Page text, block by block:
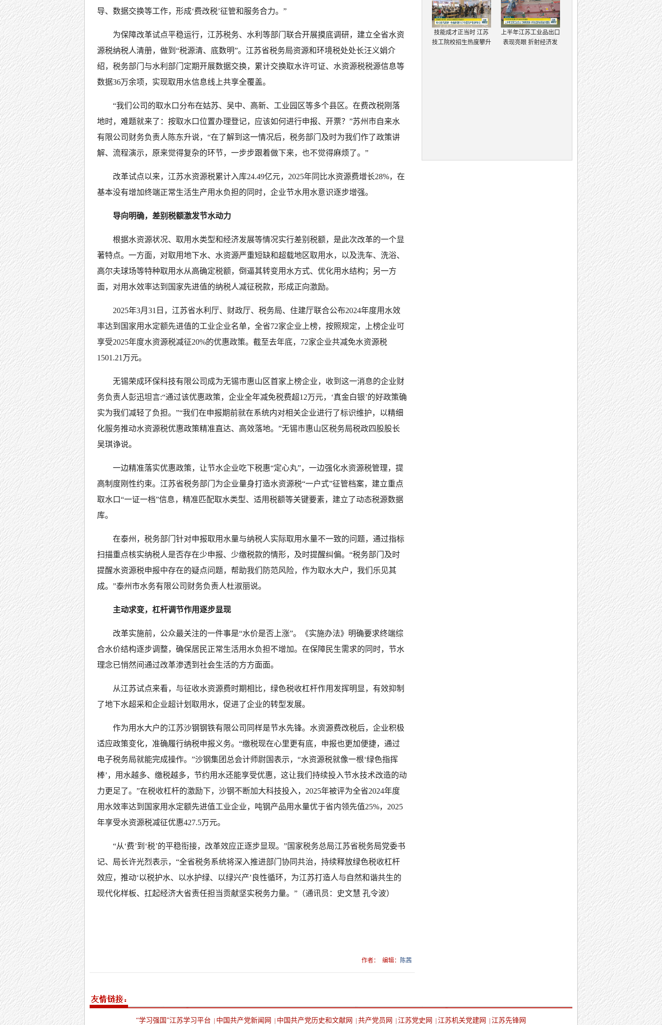
导、数据交换等工作，形成‘费改税’征管和服务合力。”
为保障改革试点平稳运行，江苏税务、水利等部门联合开展摸底调研，建立全省水资
源税纳税人清册，做到“税源清、底数明”。江苏省税务局资源和环境税处处长汪义娟介
绍，税务部门与水利部门定期开展数据交换，累计交换取水许可证、水资源税税源信息等
数据36万余项，实现取用水信息线上共享全覆盖。
“我们公司的取水口分布在姑苏、吴中、高新、工业园区等多个县区。在费改税刚落
地时，难题就来了：按取水口位置办理登记，应该如何进行申报、开票？”苏州市自来水
有限公司财务负责人陈东升说，“在了解到这一情况后，税务部门及时为我们作了政策讲
解、流程演示，原来觉得复杂的环节，一步步跟着做下来，也不觉得麻烦了。”
改革试点以来，江苏水资源税累计入库24.49亿元，2025年同比水资源费增长28%，在
基本没有增加终端正常生活生产用水负担的同时，企业节水用水意识逐步增强。
导向明确，差别税额激发节水动力
根据水资源状况、取用水类型和经济发展等情况实行差别税额，是此次改革的一个显
著特点。一方面，对取用地下水、水资源严重短缺和超载地区取用水，以及洗车、洗浴、
高尔夫球场等特种取用水从高确定税额，倒逼其转变用水方式、优化用水结构；另一方
面，对用水效率达到国家先进值的纳税人减征税款，形成正向激励。
2025年3月31日，江苏省水利厅、财政厅、税务局、住建厅联合公布2024年度用水效
率达到国家用水定额先进值的工业企业名单，全省72家企业上榜，按照规定，上榜企业可
享受2025年度水资源税减征20%的优惠政策。截至去年底，72家企业共减免水资源税
1501.21万元。
无锡荣成环保科技有限公司成为无锡市惠山区首家上榜企业，收到这一消息的企业财
务负责人彭迅坦言:“通过该优惠政策，企业全年减免税费超12万元，‘真金白银’的好政策确
实为我们减轻了负担。”“我们在申报期前就在系统内对相关企业进行了标识维护，以精细
化服务推动水资源税优惠政策精准直达、高效落地。”无锡市惠山区税务局税政四股股长
吴琪诤说。
一边精准落实优惠政策，让节水企业吃下税惠“定心丸”，一边强化水资源税管理，提
高制度刚性约束。江苏省税务部门为企业量身打造水资源税“一户式”征管档案，建立重点
取水口“一证一档”信息，精准匹配取水类型、适用税额等关键要素，建立了动态税源数据
库。
在泰州，税务部门针对申报取用水量与纳税人实际取用水量不一致的问题，通过指标
扫描重点核实纳税人是否存在少申报、少缴税款的情形，及时提醒纠偏。“税务部门及时
提醒水资源税申报中存在的疑点问题，帮助我们防范风险，作为取水大户，我们乐见其
成。”泰州市水务有限公司财务负责人杜淑丽说。
主动求变，杠杆调节作用逐步显现
改革实施前，公众最关注的一件事是“水价是否上涨”。《实施办法》明确要求终端综
合水价结构逐步调整，确保居民正常生活用水负担不增加。在保障民生需求的同时，节水
理念已悄然间通过改革渗透到社会生活的方方面面。
从江苏试点来看，与征收水资源费时期相比，绿色税收杠杆作用发挥明显，有效抑制
了地下水超采和企业超计划取用水，促进了企业的转型发展。
作为用水大户的江苏沙钢钢铁有限公司同样是节水先锋。水资源费改税后，企业积极
适应政策变化，准确履行纳税申报义务。“缴税现在心里更有底，申报也更加便捷，通过
电子税务局就能完成操作。”沙钢集团总会计师尉国表示，“水资源税就像一根‘绿色指挥
棒’，用水越多、缴税越多，节约用水还能享受优惠，这让我们持续投入节水技术改造的动
力更足了。”在税收杠杆的激励下，沙钢不断加大科技投入，2025年被评为全省2024年度
用水效率达到国家用水定额先进值工业企业，吨钢产品用水量优于省内领先值25%，2025
年享受水资源税减征优惠427.5万元。
“从‘费’到‘税’的平稳衔接，改革效应正逐步显现。”国家税务总局江苏省税务局党委书
记、局长许光烈表示，“全省税务系统将深入推进部门协同共治，持续释放绿色税收杠杆
效应，推动‘以税护水、以水护绿、以绿兴产’良性循环，为江苏打造人与自然和谐共生的
现代化样板、扛起经济大省责任担当贡献坚实税务力量。”（通讯员：史文慧 孔令波）
作者： 编辑： 陈茜
技能成才正当时 江苏
技工院校招生热度攀升
上半年江苏工业品出口
表现亮眼 折射经济发
“学习强国”江苏学习平台 中国共产党新闻网 中国共产党历史和文献网 共产党员网 江苏党史网 江苏机关党建网 江苏先锋网